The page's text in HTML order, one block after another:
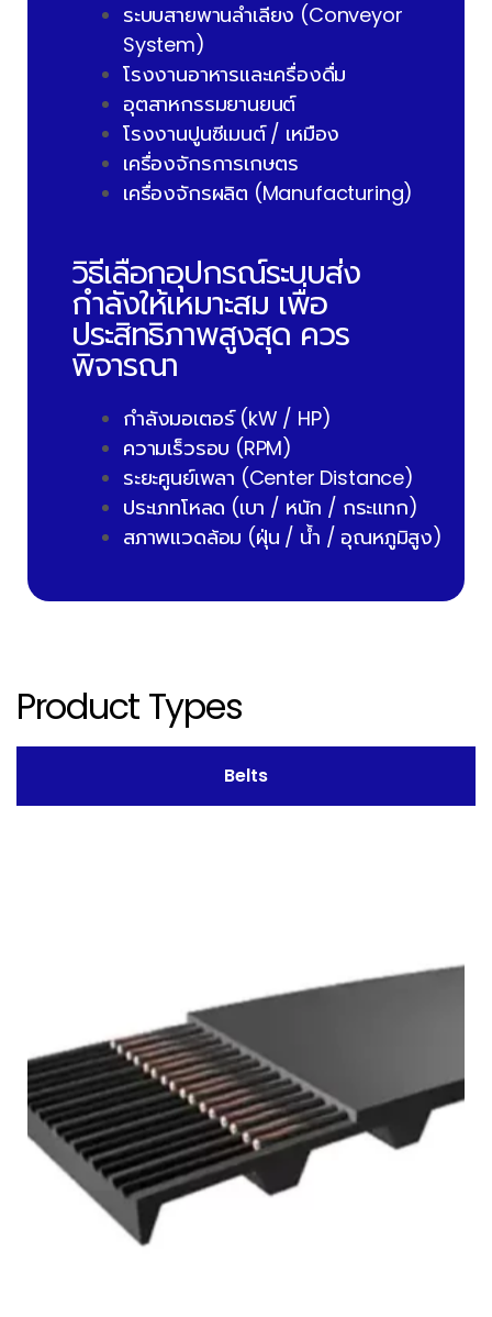
ระบบสายพานลำเลียง (Conveyor
System)
โรงงานอาหารและเครื่องดื่ม
อุตสาหกรรมยานยนต์
โรงงานปูนซีเมนต์ / เหมือง
เครื่องจักรการเกษตร
เครื่องจักรผลิต (Manufacturing)
วิธีเลือกอุปกรณ์ระบบส่ง
กำลังให้เหมาะสม เพื่อ
ประสิทธิภาพสูงสุด ควร
พิจารณา
กำลังมอเตอร์ (kW / HP)
ความเร็วรอบ (RPM)
ระยะศูนย์เพลา (Center Distance)
ประเภทโหลด (เบา / หนัก / กระแทก)
สภาพแวดล้อม (ฝุ่น / น้ำ / อุณหภูมิสูง)
Product Types
Belts